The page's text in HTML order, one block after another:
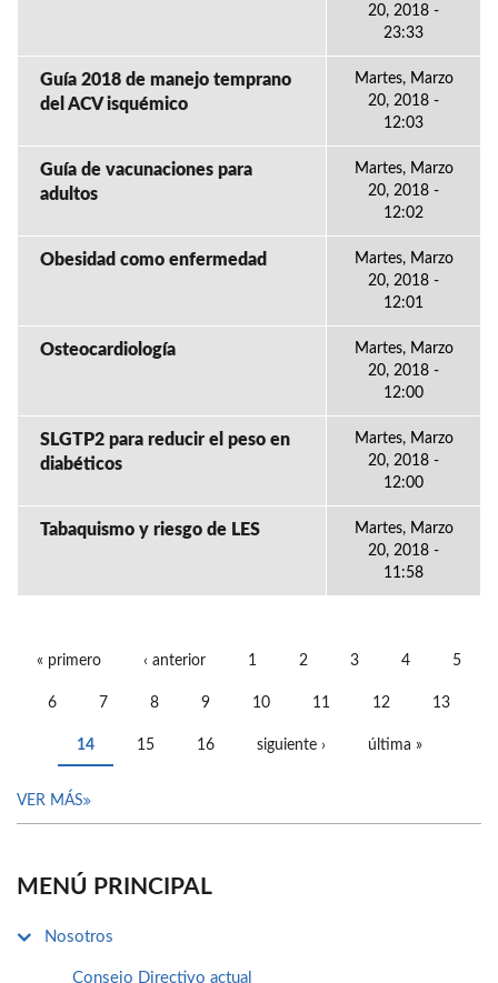
20, 2018 -
23:33
Guía 2018 de manejo temprano
del ACV isquémico
Martes, Marzo
20, 2018 -
12:03
Guía de vacunaciones para
adultos
Martes, Marzo
20, 2018 -
12:02
Obesidad como enfermedad
Martes, Marzo
20, 2018 -
12:01
Osteocardiología
Martes, Marzo
20, 2018 -
12:00
SLGTP2 para reducir el peso en
diabéticos
Martes, Marzo
20, 2018 -
12:00
Tabaquismo y riesgo de LES
Martes, Marzo
20, 2018 -
11:58
« primero ‹ anterior 1 2 3 4 5
6 7 8 9 10 11 12 13
14 15 16 siguiente › última »
VER MÁS
MENÚ PRINCIPAL
Nosotros
Consejo Directivo actual